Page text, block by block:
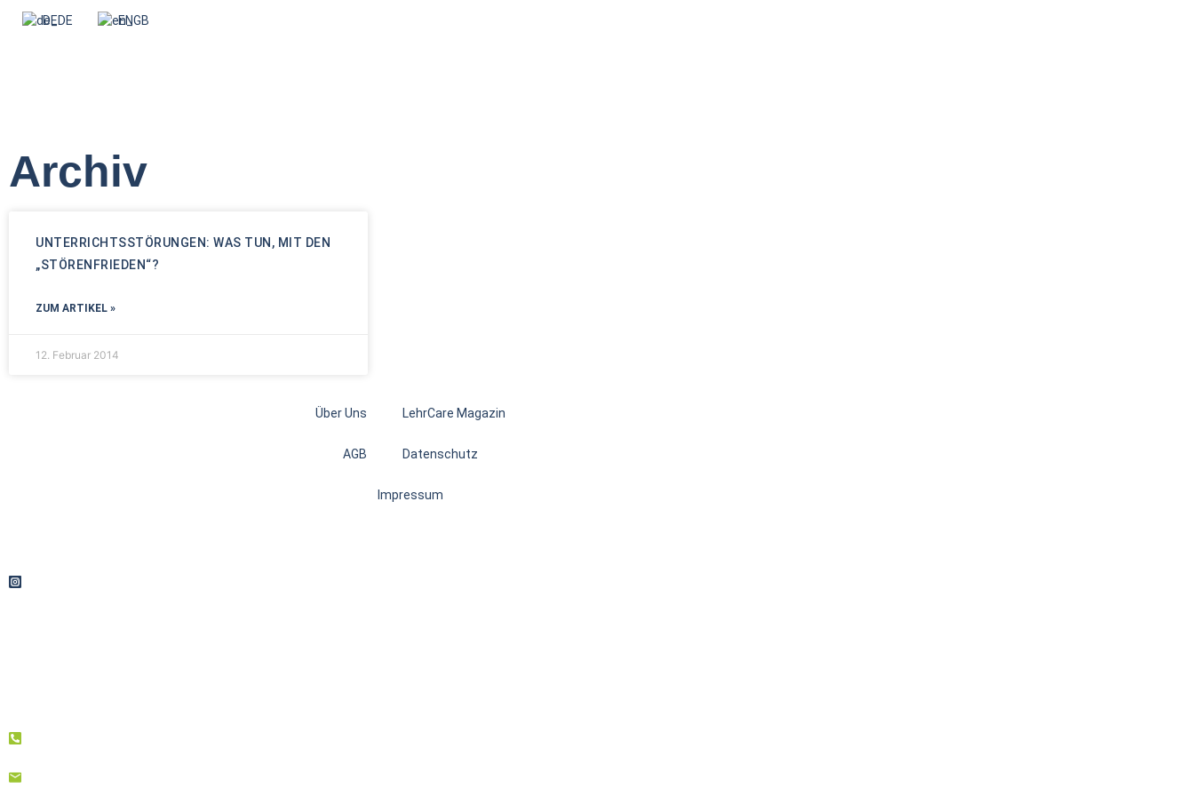
DE EN
Archiv
UNTERRICHTSSTÖRUNGEN: WAS TUN, MIT DEN
„STÖRENFRIEDEN“?
ZUM ARTIKEL »
12. Februar 2014
Über Uns LehrCare Magazin
AGB Datenschutz
Impressum